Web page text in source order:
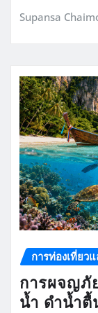
Supansa
การท่องเที่ยว
การผจญภั
น้ำ ดำน้ำตื้